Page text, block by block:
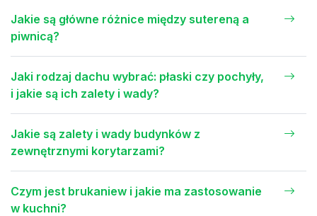
Jakie są główne różnice między sutereną a
piwnicą?
Jaki rodzaj dachu wybrać: płaski czy pochyły,
i jakie są ich zalety i wady?
Jakie są zalety i wady budynków z
zewnętrznymi korytarzami?
Czym jest brukaniew i jakie ma zastosowanie
w kuchni?